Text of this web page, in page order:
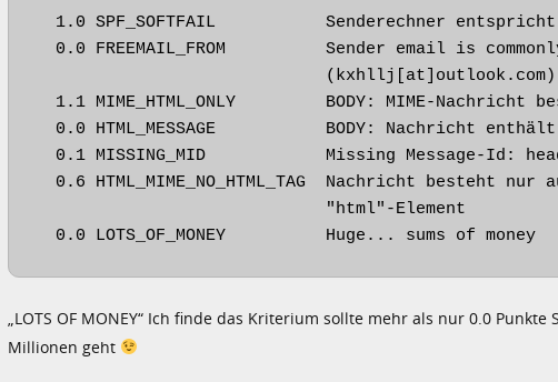
1.0 SPF_SOFTFAIL           Senderechner
0.0 FREEMAIL_FROM          Sender email is
                             (kxhllj[at]outlook.com)
1.1 MIME_HTML_ONLY         BODY: MIME-Nachricht
0.0 HTML_MESSAGE           BODY: Nachricht
0.1 MISSING_MID            Missing Message-Id:
0.6 HTML_MIME_NO_HTML_TAG  Nachricht besteht nur
                             "html"-Element
  0.0 LOTS_OF_MONEY          Huge... sums of money
„LOTS OF MONEY“ Ich finde das Kriterium sollte mehr als nur 0.0
Millionen geht